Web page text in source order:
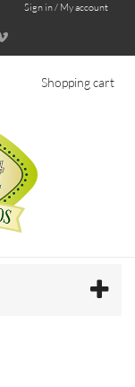
Sign in / My account
Shopping cart